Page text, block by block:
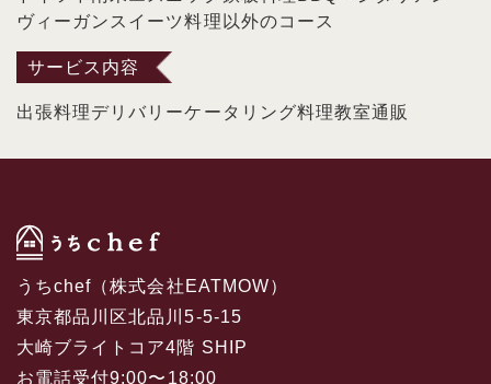
ヴィーガン スイーツ料理以外のコース
サービス内容
出張料理デリバリーケータリング料理教室通販
うちchef（株式会社EATMOW）
東京都品川区北品川5-5-15
大崎ブライトコア4階 SHIP
お電話受付9:00〜18:00